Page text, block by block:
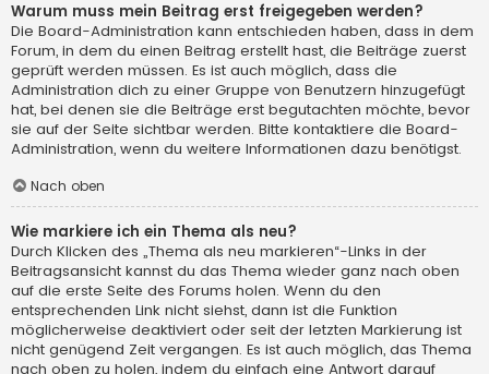
Warum muss mein Beitrag erst freigegeben werden?
Die Board-Administration kann entschieden haben, dass in dem
Forum, in dem du einen Beitrag erstellt hast, die Beiträge zuerst
geprüft werden müssen. Es ist auch möglich, dass die
Administration dich zu einer Gruppe von Benutzern hinzugefügt
hat, bei denen sie die Beiträge erst begutachten möchte, bevor
sie auf der Seite sichtbar werden. Bitte kontaktiere die Board-
Administration, wenn du weitere Informationen dazu benötigst.
Nach oben
Wie markiere ich ein Thema als neu?
Durch Klicken des „Thema als neu markieren“-Links in der
Beitragsansicht kannst du das Thema wieder ganz nach oben
auf die erste Seite des Forums holen. Wenn du den
entsprechenden Link nicht siehst, dann ist die Funktion
möglicherweise deaktiviert oder seit der letzten Markierung ist
nicht genügend Zeit vergangen. Es ist auch möglich, das Thema
nach oben zu holen, indem du einfach eine Antwort darauf